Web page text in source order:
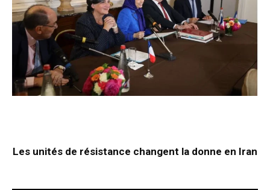
Les unités de résistance changent la donne en Iran